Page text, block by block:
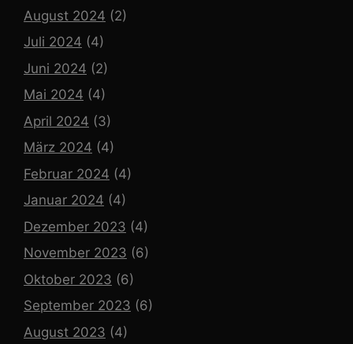
August 2024 (2)
Juli 2024 (4)
Juni 2024 (2)
Mai 2024 (4)
April 2024 (3)
März 2024 (4)
Februar 2024 (4)
Januar 2024 (4)
Dezember 2023 (4)
November 2023 (6)
Oktober 2023 (6)
September 2023 (6)
August 2023 (4)